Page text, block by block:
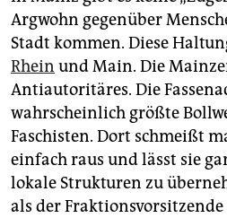
Argwohn gegenüber
Stadt kommen. Diese
Rhein und Main. Die
Antiautoritäres. Die
wahrscheinlich größte
Faschisten. Dort schmeißt
einfach raus und lässt sie
lokale Strukturen zu
als der